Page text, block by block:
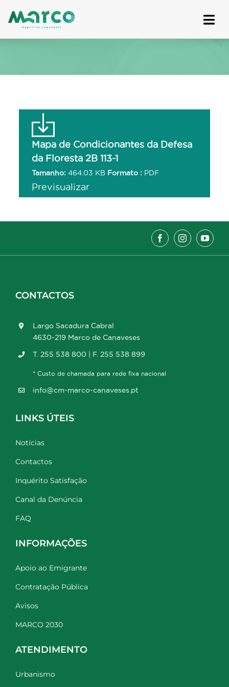
to
Mapa de Condicionantes da Defesa
da Floresta 2B 113-1
Tamanho: 464.03 KB Formato : PDF
Previsualizar
CONTACTOS
Largo Sacadura Cabral
4630-219 Marco de Canaveses
T. 255 538 800 | F. 255 538 899
* Custo de chamada para rede fixa nacional
info@cm-marco-canaveses.pt
LINKS ÚTEIS
Notícias
Contactos
Inquérito Satisfação
Canal da Denúncia
FAQ
INFORMAÇÕES
Apoio ao Emigrante
Contratação Pública
Avisos
MARCO 2030
ATENDIMENTO
Urbanismo